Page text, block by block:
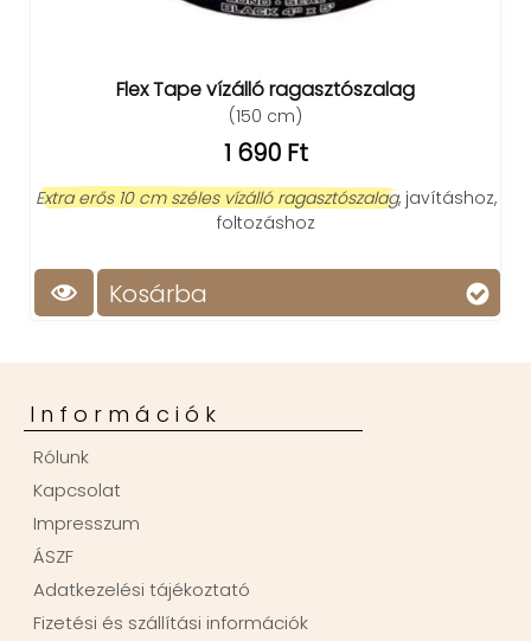
Flex Tape vízálló ragasztószalag
(150 cm)
1 690 Ft
Extra erős 10 cm széles vízálló ragasztószalag, javításhoz,
foltozáshoz
Kosárba
Információk
Rólunk
Kapcsolat
Impresszum
ÁSZF
Adatkezelési tájékoztató
Fizetési és szállítási információk